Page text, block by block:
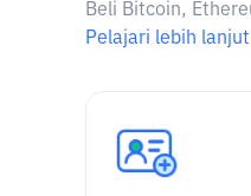
Beli Bitcoin,
Pelajari lebih